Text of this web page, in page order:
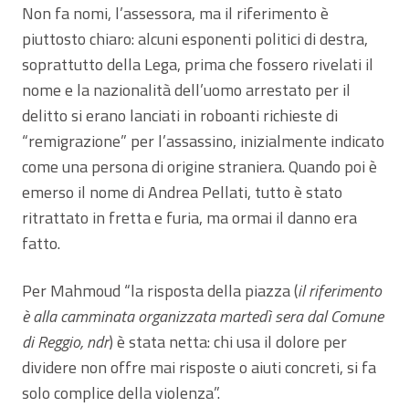
Non fa nomi, l’assessora, ma il riferimento è
piuttosto chiaro: alcuni esponenti politici di destra,
soprattutto della Lega, prima che fossero rivelati il
nome e la nazionalità dell’uomo arrestato per il
delitto si erano lanciati in roboanti richieste di
“remigrazione” per l’assassino, inizialmente indicato
come una persona di origine straniera. Quando poi è
emerso il nome di Andrea Pellati, tutto è stato
ritrattato in fretta e furia, ma ormai il danno era
fatto.
Per Mahmoud “la risposta della piazza (il riferimento
è alla camminata organizzata martedì sera dal Comune
di Reggio, ndr) è stata netta: chi usa il dolore per
dividere non offre mai risposte o aiuti concreti, si fa
solo complice della violenza”.